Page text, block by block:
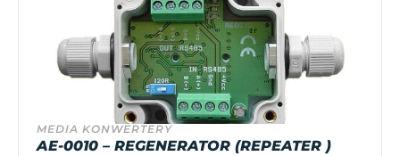
MEDIA KONWERTERY
AE-0010 – REGENERATOR (REPEATER )